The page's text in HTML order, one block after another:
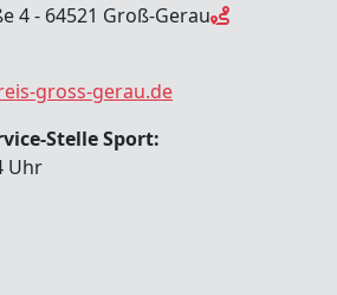
4 - 64521 Groß-Gerau
gross-gerau.de
Stelle Sport:
Uhr